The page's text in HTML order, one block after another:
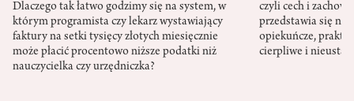
Dlaczego tak łatwo godzimy się na system, w
którym programista czy lekarz wystawiający
faktury na setki tysięcy złotych miesięcznie
może płacić procentowo niższe podatki niż
nauczycielka czy urzędniczka?
czyli cech i
przedstawia się
opiekuńcze,
cierpliwe i